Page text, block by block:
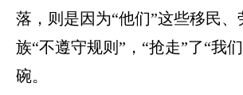
落，则是因为“他们”这些移民、
族“不遵守规则”，“抢走”了“我
碗。